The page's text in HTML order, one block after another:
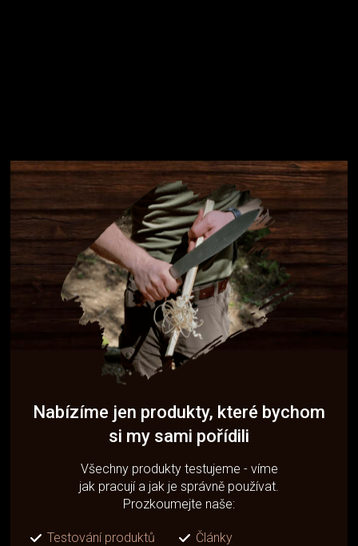
Nabízíme jen produkty, které bychom
si my sami pořídili
Všechny produkty testujeme - víme
jak pracují a jak je správně používat.
Prozkoumejte naše:
Testování produktů
Články